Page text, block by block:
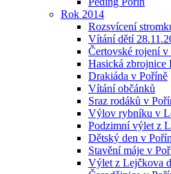
Rok 2014
Rozsvícení
Vítání dětí
Čertovské rojení v
Hasická zbrojnice
Drakiáda v Poříně
Vítání občánků
Sraz rodáků v
Výlov rybníku v
Podzimní výlet z
Dětský den v
Stavění máje v
Výlet z Lejčkova